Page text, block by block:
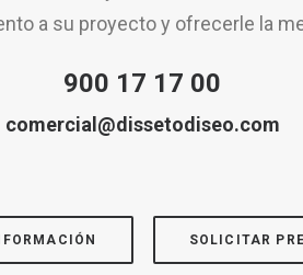
a su proyecto y ofrecerle la
900 17 17 00
comercial@dissetodiseo.com
SOLICITAR